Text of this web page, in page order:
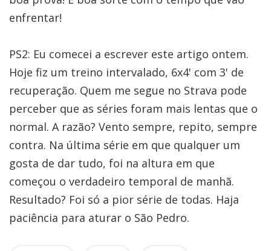
enfrentar!
PS2: Eu comecei a escrever este artigo ontem.
Hoje fiz um treino intervalado, 6x4' com 3' de
recuperação. Quem me segue no Strava pode
perceber que as séries foram mais lentas que o
normal. A razão? Vento sempre, repito, sempre
contra. Na última série em que qualquer um
gosta de dar tudo, foi na altura em que
começou o verdadeiro temporal de manhã.
Resultado? Foi só a pior série de todas. Haja
paciência para aturar o São Pedro.